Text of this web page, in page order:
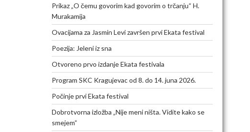
Prikaz „O čemu govorim kad govorim o trčanju“ H.
Murakamija
Ovacijama za Jasmin Levi završen prvi Ekata festival
Poezija: Jeleni iz sna
Otvoreno prvo izdanje Ekata festivala
Program SKC Kragujevac od 8. do 14. juna 2026.
Počinje prvi Ekata festival
Dobrotvorna izložba „Nije meni ništa. Vidite kako se
smejem“